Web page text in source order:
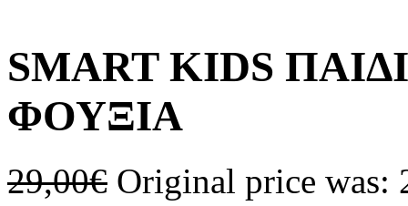
SMART KIDS
ΦΟΥΞΙΑ
29,00€ Original price was: